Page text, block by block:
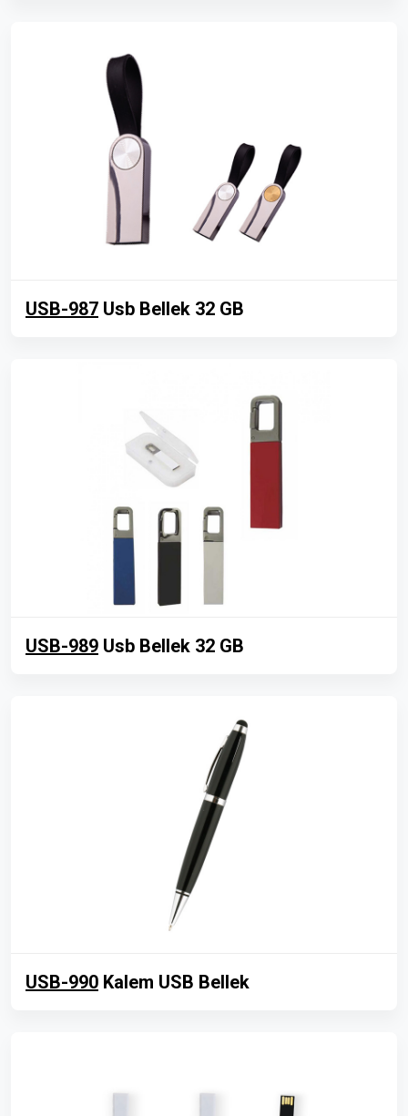
USB-987 Usb Bellek 32 GB
USB-989 Usb Bellek 32 GB
USB-990 Kalem USB Bellek